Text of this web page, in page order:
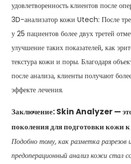
удовлетворенность клиентов после
3D-анализатор кожи Utech: После
у 25 пациентов более двух третей
улучшение таких показателей, как
текстура кожи и поры. Благодаря
после анализа, клиенты получают
эффекте лечения.
Заключение: Skin Analyzer — это
поколения для подготовки кожи
Подобно тому, как разметка
предоперационный анализ кожи стал